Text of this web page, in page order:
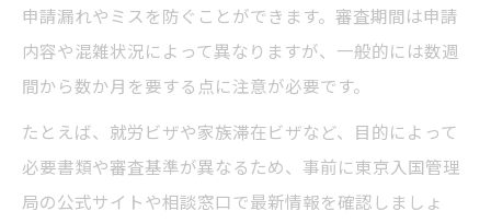
申請漏れやミスを防ぐことができます。審査期間は申請
内容や混雑状況によって異なりますが、一般的には数週
間から数か月を要する点に注意が必要です。
たとえば、就労ビザや家族滞在ビザなど、目的によって
必要書類や審査基準が異なるため、事前に東京入国管理
局の公式サイトや相談窓口で最新情報を確認しましょ